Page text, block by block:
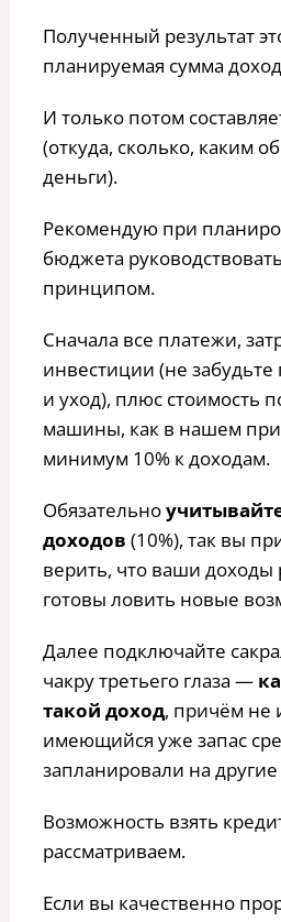
Полученный результат
планируемая сумма
И только потом
(откуда, сколько, каким
деньги).
Рекомендую при
бюджета
принципом.
Сначала все платежи,
инвестиции (не
и уход), плюс стоимость
машины, как в нашем
минимум 10% к доходам.
Обязательно
доходов (10%), так вы
верить, что ваши доходы
готовы ловить новые
Далее подключайте
чакру третьего глаза —
такой доход, причём не
имеющийся уже запас
запланировали на
Возможность взять
рассматриваем.
Если вы качественно